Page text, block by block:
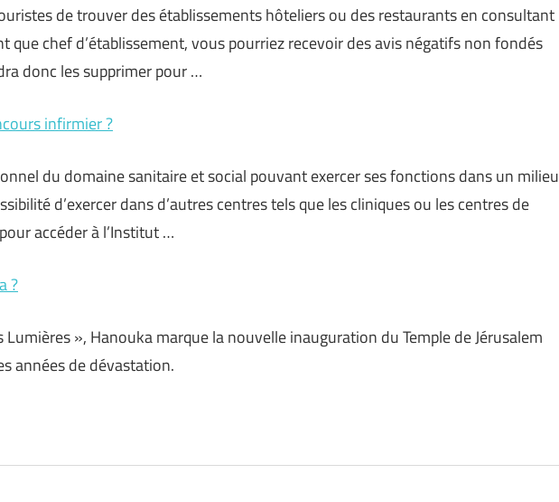
de trouver des établissements hôteliers ou des restaurants en consultant
que chef d’établissement, vous pourriez recevoir des avis négatifs non fondés
donc les supprimer pour …
infirmier ?
du domaine sanitaire et social pouvant exercer ses fonctions dans un milieu
d’exercer dans d’autres centres tels que les cliniques ou les centres de
accéder à l’Institut …
?
Lumières », Hanouka marque la nouvelle inauguration du Temple de Jérusalem
années de dévastation.